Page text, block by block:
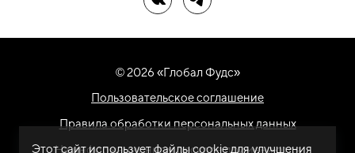
Мы в ВКМы в Telegram
© 2026 «Глобал Фудс»
Пользовательское соглашение
Правила обработки персональных данных
На информационном ресурсе применяются
Этот сайт использует файлы cookie для улучшения